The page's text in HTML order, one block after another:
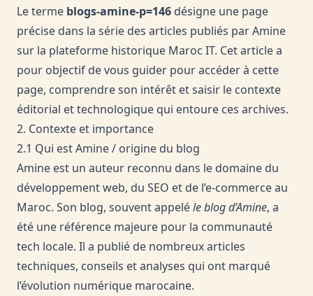
Le terme blogs-amine-p=146 désigne une page
précise dans la série des articles publiés par Amine
sur la plateforme historique Maroc IT. Cet article a
pour objectif de vous guider pour accéder à cette
page, comprendre son intérêt et saisir le contexte
éditorial et technologique qui entoure ces archives.
2. Contexte et importance
2.1 Qui est Amine / origine du blog
Amine est un auteur reconnu dans le domaine du
développement web, du SEO et de l’e-commerce au
Maroc. Son blog, souvent appeléle blog d’Amine, a
été une référence majeure pour la communauté
tech locale. Il a publié de nombreux articles
techniques, conseils et analyses qui ont marqué
l’évolution numérique marocaine.